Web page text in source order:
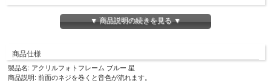
▼ 商品説明の続きを見る ▼
商品仕様
製品名: アクリルフォトフレーム ブルー 星
商品説明: 前面のネジを巻くと音色が流れます。